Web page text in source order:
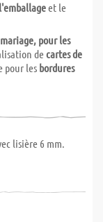
et le
pour les
decartes de
pour les bordures
lisière 6 mm.